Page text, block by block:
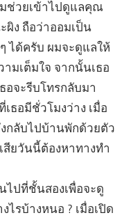
ช่วยเข้าไปดูแลคุณ
ผิง ถือว่าออมเป็น
ได้ครับ ผมจะดูแลให้
มเต็มใจ จากนั้นเธอ
อจะรีบโทรกลับมา
ธอมีชั่วโมงว่าง เมื่อ
กลับไปบ้านพักด้วยตัว
สียวันนี้ต้องหาทางทำ
ไปที่ชั้นสองเพื่อจะดู
รบ้างหนอ ? เมื่อเปิด